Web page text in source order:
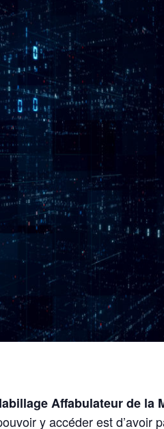
Affabulateur de la
y accéder est d’avoir